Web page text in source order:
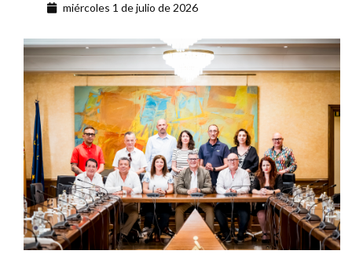
miércoles 1 de julio de 2026